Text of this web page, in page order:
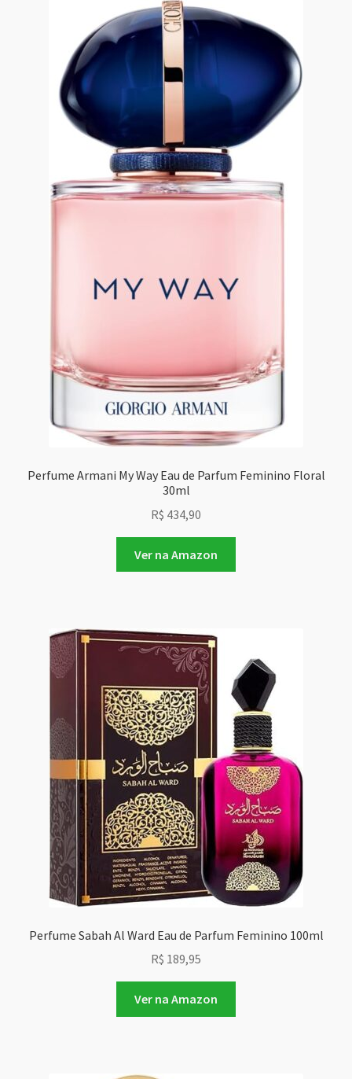
Perfume Armani My Way Eau de Parfum Feminino Floral
30ml
R$ 434,90
Ver na Amazon
Perfume Sabah Al Ward Eau de Parfum Feminino 100ml
R$ 189,95
Ver na Amazon